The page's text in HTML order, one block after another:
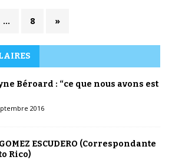
… 8 »
Béroard : “ce que nous avons est
2016
ESCUDERO (Correspondante
Rico)